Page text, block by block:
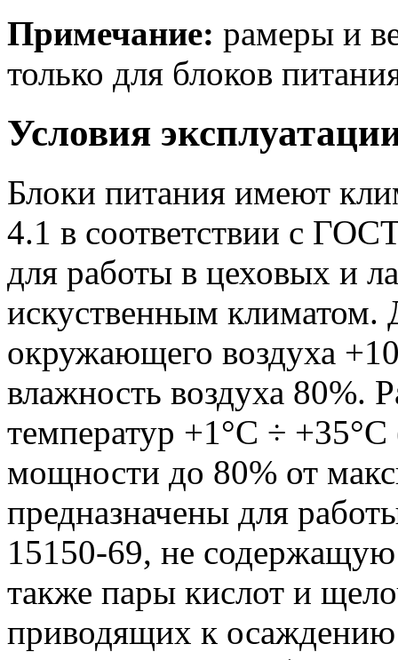
Примечание: рамеры и
только для блоков
Условия
Блоки питания имеют
4.1 в соответствии с
для работы в цеховых и
искуственным климатом.
окружающего воздуха
влажность воздуха 80%.
температур +1°С ÷
мощности до 80% от
предназначены для
15150-69, не
также пары кислот и
приводящих к осаждению